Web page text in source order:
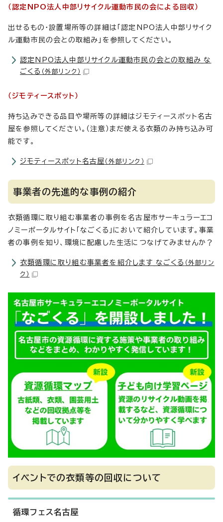
（認定NPO法人中部リサイクル運動市民の会による回収）
出せるもの・設置場所等の詳細は「認定NPO法人中部リサイク
ル運動市民の会との取組み」を参照してください。
認定NPO法人中部リサイクル運動市民の会との取組み_な
ごくる （外部リンク）
（ジモティースポット）
持ち込みできる品目や場所等の詳細はジモティースポット名古
屋を参照してください。（注意）まだ使える衣類のみ持ち込み可
能です。
ジモティースポット名古屋 （外部リンク）
事業者の先進的な事例の紹介
衣類循環に取り組む事業者の事例を名古屋市サーキュラーエコ
ノミーポータルサイト「なごくる」において紹介しています。事業
者の事例を知り、環境に配慮した生活につなげてみませんか？
衣類循環に取り組む事業者を紹介します_なごくる （外部リン
ク）
イベントでの衣類等の回収について
循環フェス名古屋